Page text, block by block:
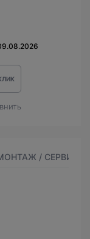
/ СЕРВИС